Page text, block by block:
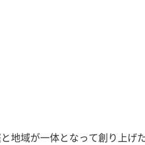
地域が一体となって創り上げ